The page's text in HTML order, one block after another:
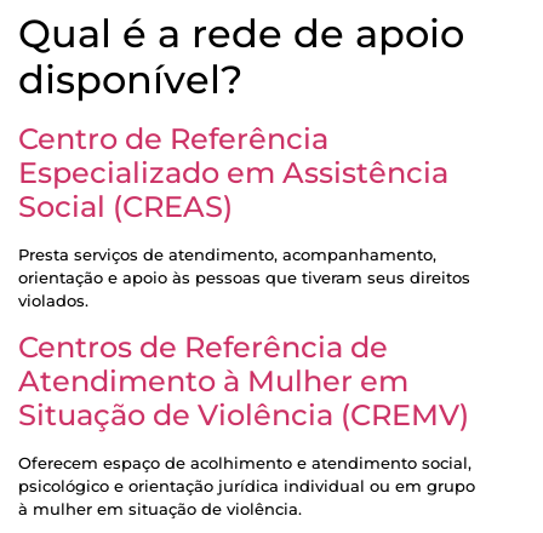
Qual é a rede de apoio
disponível?
Centro de Referência
Especializado em Assistência
Social (CREAS)
Presta serviços de atendimento, acompanhamento,
orientação e apoio às pessoas que tiveram seus direitos
violados.
Centros de Referência de
Atendimento à Mulher em
Situação de Violência (CREMV)
Oferecem espaço de acolhimento e atendimento social,
psicológico e orientação jurídica individual ou em grupo
à mulher em situação de violência.